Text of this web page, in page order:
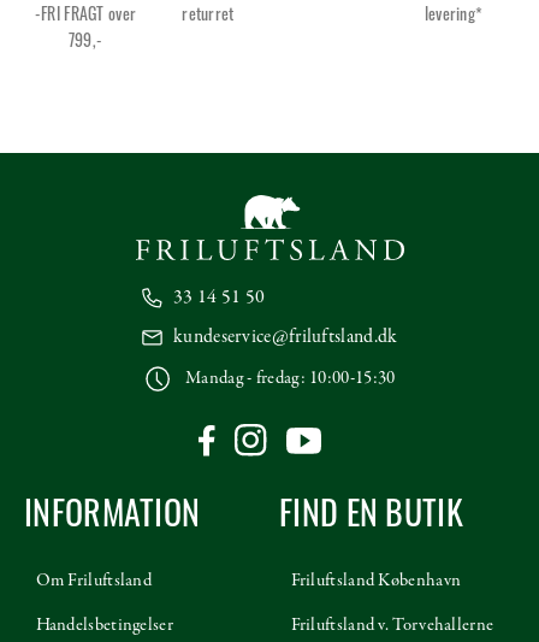
-FRI FRAGT over
799,-
returret
levering*
33 14 51 50
kundeservice@friluftsland.dk
Mandag - fredag: 10:00-15:30
INFORMATION
Om Friluftsland
Handelsbetingelser
FIND EN BUTIK
Friluftsland København
Friluftsland v. Torvehallerne